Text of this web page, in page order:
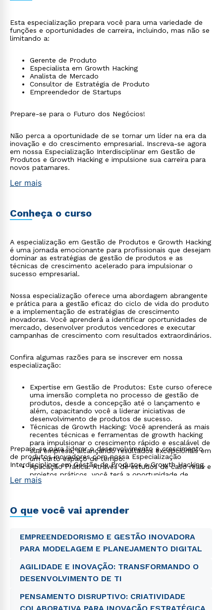
Esta especialização prepara você para uma variedade de
funções e oportunidades de carreira, incluindo, mas não se
limitando a:
Gerente de Produto
Especialista em Growth Hacking
Analista de Mercado
Consultor de Estratégia de Produto
Empreendedor de Startups
Prepare-se para o Futuro dos Negócios!
Não perca a oportunidade de se tornar um líder na era da
inovação e do crescimento empresarial. Inscreva-se agora
em nossa Especialização Interdisciplinar em Gestão de
Produtos e Growth Hacking e impulsione sua carreira para
novos patamares.
Ler mais
Conheça o curso
A especialização em Gestão de Produtos e Growth Hacking
é uma jornada emocionante para profissionais que desejam
dominar as estratégias de gestão de produtos e as
técnicas de crescimento acelerado para impulsionar o
sucesso empresarial.
Nossa especialização oferece uma abordagem abrangente
e prática para a gestão eficaz do ciclo de vida do produto
e a implementação de estratégias de crescimento
inovadoras. Você aprenderá a identificar oportunidades de
mercado, desenvolver produtos vencedores e executar
campanhas de crescimento com resultados extraordinários.
Confira algumas razões para se inscrever em nossa
especialização:
Expertise em Gestão de Produtos: Este curso oferece
uma imersão completa no processo de gestão de
produtos, desde a concepção até o lançamento e
além, capacitando você a liderar iniciativas de
desenvolvimento de produtos de sucesso.
Técnicas de Growth Hacking: Você aprenderá as mais
recentes técnicas e ferramentas de growth hacking
para impulsionar o crescimento rápido e escalável de
sua empresa, alcançando resultados excepcionais em
um curto espaço de tempo.
Aplicação Prática: Através de estudos de caso reais e
projetos práticos, você terá a oportunidade de
aplicar suas habilidades em situações do mundo real,
Abordagem Interdisciplinar: Nossa abordagem
combina conhecimentos de gestão e tecnologia para
de produtos e growth hacking.
Prepare-se para liderar o desenvolvimento e crescimento
de produtos inovadores com nossa Especialização
Interdisciplinar em Gestão de Produtos e Growth Hacking.
Ler mais
O que você vai aprender
EMPREENDEDORISMO E GESTÃO INOVADORA
PARA MODELAGEM E PLANEJAMENTO DIGITAL
AGILIDADE E INOVAÇÃO: TRANSFORMANDO O
DESENVOLVIMENTO DE TI
PENSAMENTO DISRUPTIVO: CRIATIVIDADE